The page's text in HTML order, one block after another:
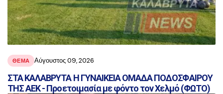
ΘΕΜΑ Αύγουστος 09, 2026
ΣΤΑ ΚΑΛΑΒΡΥΤΑ Η ΓΥΝΑΙΚΕΙΑ ΟΜΑΔΑ ΠΟΔΟΣΦΑΙΡΟΥ
ΤΗΣ ΑΕΚ - Προετοιμασία με φόντο τον Χελμό (ΦΩΤΟ)